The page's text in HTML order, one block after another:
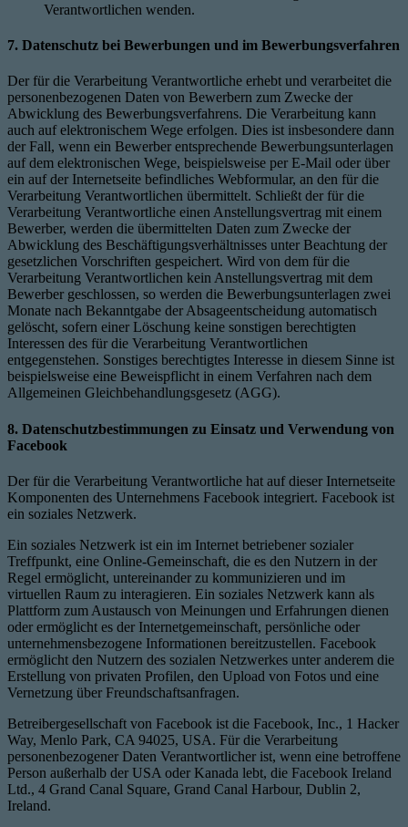
Verantwortlichen wenden.
7. Datenschutz bei Bewerbungen und im Bewerbungsverfahren
Der für die Verarbeitung Verantwortliche erhebt und verarbeitet die
personenbezogenen Daten von Bewerbern zum Zwecke der
Abwicklung des Bewerbungsverfahrens. Die Verarbeitung kann
auch auf elektronischem Wege erfolgen. Dies ist insbesondere dann
der Fall, wenn ein Bewerber entsprechende Bewerbungsunterlagen
auf dem elektronischen Wege, beispielsweise per E-Mail oder über
ein auf der Internetseite befindliches Webformular, an den für die
Verarbeitung Verantwortlichen übermittelt. Schließt der für die
Verarbeitung Verantwortliche einen Anstellungsvertrag mit einem
Bewerber, werden die übermittelten Daten zum Zwecke der
Abwicklung des Beschäftigungsverhältnisses unter Beachtung der
gesetzlichen Vorschriften gespeichert. Wird von dem für die
Verarbeitung Verantwortlichen kein Anstellungsvertrag mit dem
Bewerber geschlossen, so werden die Bewerbungsunterlagen zwei
Monate nach Bekanntgabe der Absageentscheidung automatisch
gelöscht, sofern einer Löschung keine sonstigen berechtigten
Interessen des für die Verarbeitung Verantwortlichen
entgegenstehen. Sonstiges berechtigtes Interesse in diesem Sinne ist
beispielsweise eine Beweispflicht in einem Verfahren nach dem
Allgemeinen Gleichbehandlungsgesetz (AGG).
8. Datenschutzbestimmungen zu Einsatz und Verwendung von
Facebook
Der für die Verarbeitung Verantwortliche hat auf dieser Internetseite
Komponenten des Unternehmens Facebook integriert. Facebook ist
ein soziales Netzwerk.
Ein soziales Netzwerk ist ein im Internet betriebener sozialer
Treffpunkt, eine Online-Gemeinschaft, die es den Nutzern in der
Regel ermöglicht, untereinander zu kommunizieren und im
virtuellen Raum zu interagieren. Ein soziales Netzwerk kann als
Plattform zum Austausch von Meinungen und Erfahrungen dienen
oder ermöglicht es der Internetgemeinschaft, persönliche oder
unternehmensbezogene Informationen bereitzustellen. Facebook
ermöglicht den Nutzern des sozialen Netzwerkes unter anderem die
Erstellung von privaten Profilen, den Upload von Fotos und eine
Vernetzung über Freundschaftsanfragen.
Betreibergesellschaft von Facebook ist die Facebook, Inc., 1 Hacker
Way, Menlo Park, CA 94025, USA. Für die Verarbeitung
personenbezogener Daten Verantwortlicher ist, wenn eine betroffene
Person außerhalb der USA oder Kanada lebt, die Facebook Ireland
Ltd., 4 Grand Canal Square, Grand Canal Harbour, Dublin 2,
Ireland.